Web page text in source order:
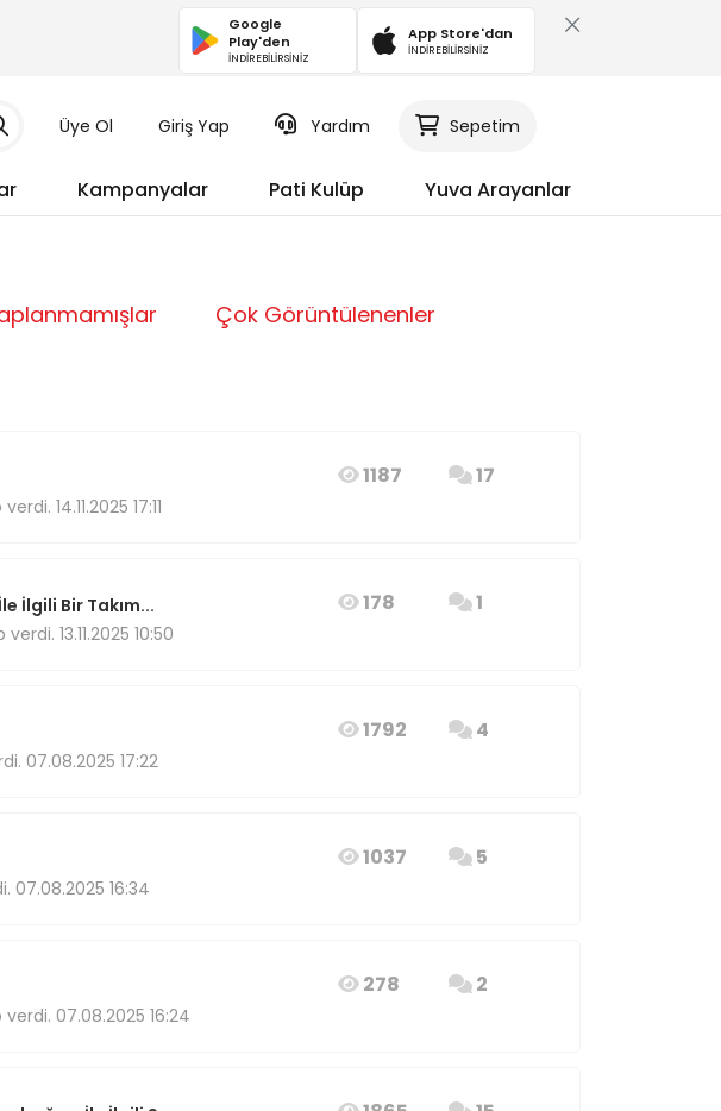
Google
Play'den
İNDİREBİLİRSİNİZ
App Store'dan
İNDİREBİLİRSİNİZ
Üye Ol Giriş Yap Yardım Sepetim
Kampanyalar Pati Kulüp Yuva Arayanlar
Çok Görüntülenenler
14.11.2025 17:11
17
1187
İlgili Bir Takım...
13.11.2025 10:50
1
178
07.08.2025 17:22
4
1792
07.08.2025 16:34
5
1037
07.08.2025 16:24
2
278